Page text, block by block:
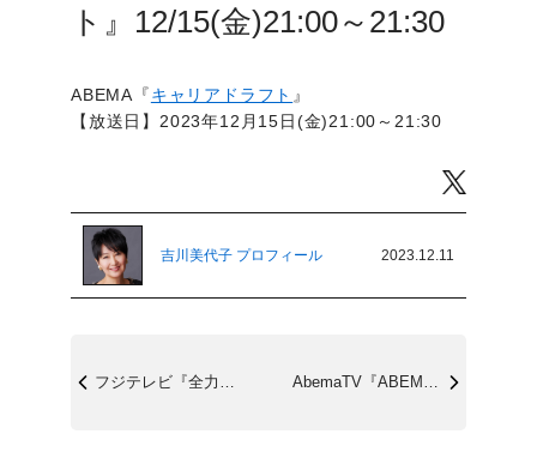
ト』12/15(金)21:00～21:30
ABEMA『キャリアドラフト 』
【放送日】2023年12月15日(金)21:00～21:30
吉川美代子 プロフィール 2023.12.11
フジテレビ『全力！脱力タイムズ』12/1... AbemaTV『ABEMA Prime』...